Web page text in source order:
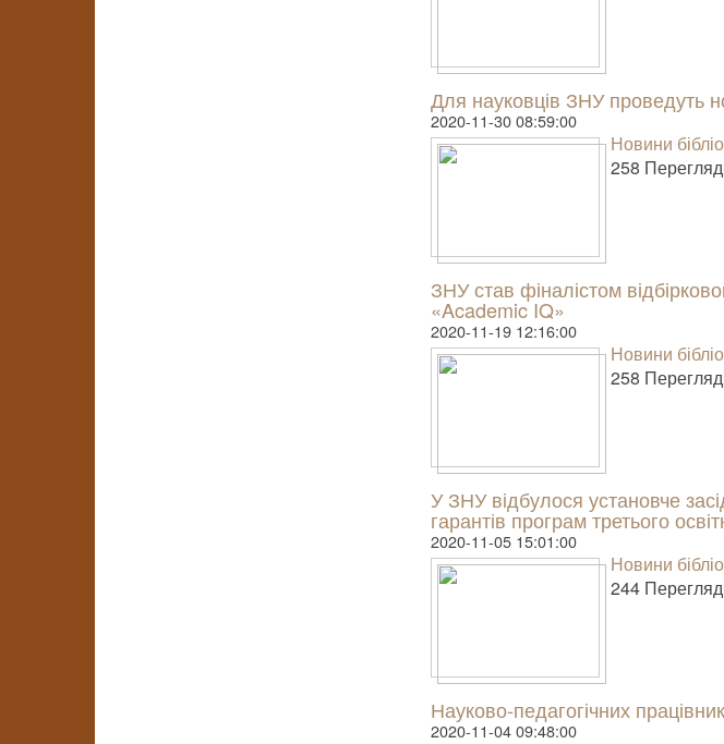
Для науковців ЗНУ проведуть
2020-11-30 08:59:00
Новини
258
ЗНУ став фіналістом
«Academic IQ»
2020-11-19 12:16:00
Новини
258
У ЗНУ відбулося установче
гарантів програм третього
2020-11-05 15:01:00
Новини
244
Науково-педагогічних
2020-11-04 09:48:00